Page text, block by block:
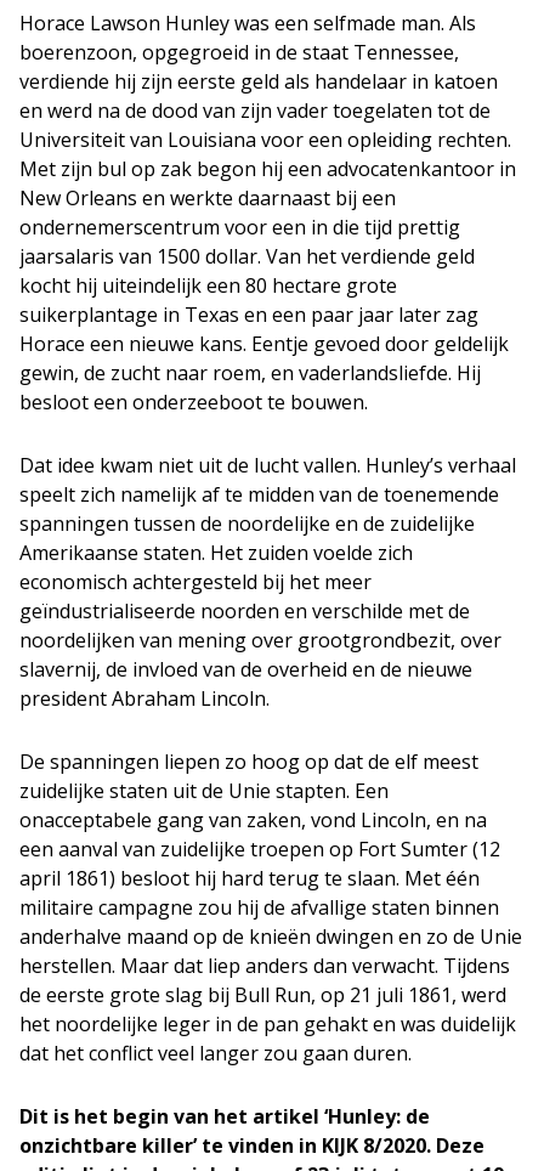
Horace Lawson Hunley was een selfmade man. Als
boerenzoon, opgegroeid in de staat Tennessee,
verdiende hij zijn eerste geld als handelaar in katoen
en werd na de dood van zijn vader toegelaten tot de
Universiteit van Louisiana voor een opleiding rechten.
Met zijn bul op zak begon hij een advocatenkantoor in
New Orleans en werkte daarnaast bij een
ondernemerscentrum voor een in die tijd prettig
jaarsalaris van 1500 dollar. Van het verdiende geld
kocht hij uiteindelijk een 80 hectare grote
suikerplantage in Texas en een paar jaar later zag
Horace een nieuwe kans. Eentje gevoed door geldelijk
gewin, de zucht naar roem, en vaderlandsliefde. Hij
besloot een onderzeeboot te bouwen.
Dat idee kwam niet uit de lucht vallen. Hunley’s verhaal
speelt zich namelijk af te midden van de toenemende
spanningen tussen de noordelijke en de zuidelijke
Amerikaanse staten. Het zuiden voelde zich
economisch achtergesteld bij het meer
geïndustrialiseerde noorden en verschilde met de
noordelijken van mening over grootgrondbezit, over
slavernij, de invloed van de overheid en de nieuwe
president Abraham Lincoln.
De spanningen liepen zo hoog op dat de elf meest
zuidelijke staten uit de Unie stapten. Een
onacceptabele gang van zaken, vond Lincoln, en na
een aanval van zuidelijke troepen op Fort Sumter (12
april 1861) besloot hij hard terug te slaan. Met één
militaire campagne zou hij de afvallige staten binnen
anderhalve maand op de knieën dwingen en zo de Unie
herstellen. Maar dat liep anders dan verwacht. Tijdens
de eerste grote slag bij Bull Run, op 21 juli 1861, werd
het noordelijke leger in de pan gehakt en was duidelijk
dat het conflict veel langer zou gaan duren.
Dit is het begin van het artikel ‘Hunley: de
onzichtbare killer’ te vinden in KIJK 8/2020. Deze